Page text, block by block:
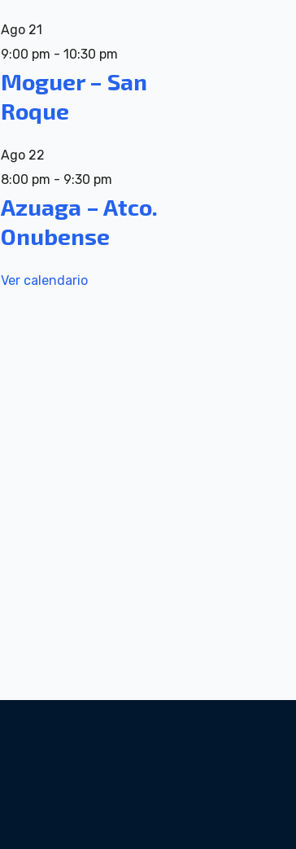
Ago 21
9:00 pm - 10:30 pm
Moguer – San
Roque
Ago 22
8:00 pm - 9:30 pm
Azuaga – Atco.
Onubense
Ver calendario